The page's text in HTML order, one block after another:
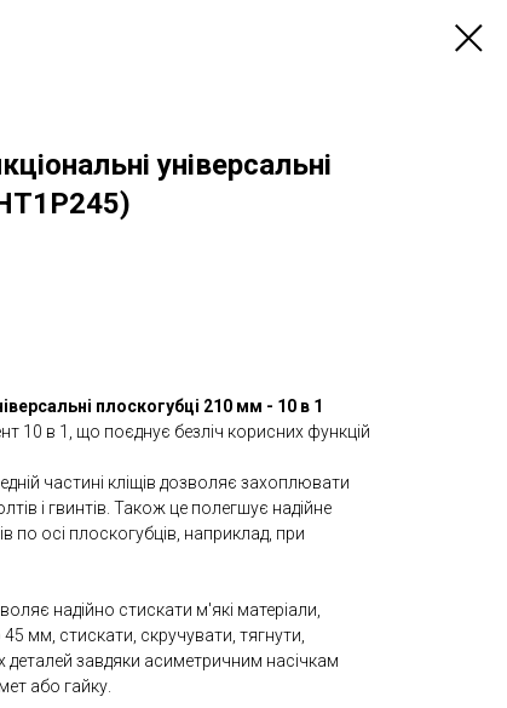
універсальні
плоскогубці 210 мм - 10 в 1
10 в 1, що поєднує безліч корисних функцій
частині кліщів дозволяє захоплювати
і гвинтів. Також це полегшує надійне
по осі плоскогубців, наприклад, при
надійно стискати м'які матеріали,
мм, стискати, скручувати, тягнути,
завдяки асиметричним насічкам
або гайку.